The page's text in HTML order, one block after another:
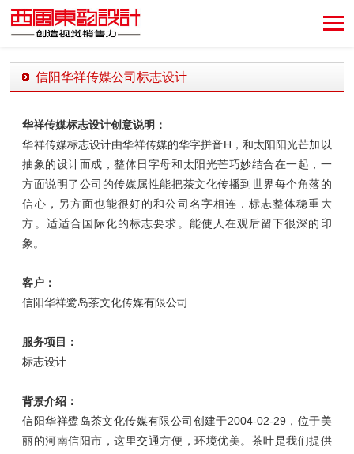
创造视觉销售力！
信阳华祥传媒公司标志设计
华祥传媒标志设计创意说明：
华祥传媒标志设计由华祥传媒的华字拼音H，和太阳阳光芒加以
抽象的设计而成，整体日字母和太阳光芒巧妙结合在一起，一
方面说明了公司的传媒属性能把茶文化传播到世界每个角落的
信心，另方面也能很好的和公司名字相连．标志整体稳重大
方。适适合国际化的标志要求。能使人在观后留下很深的印
象。
客户：
信阳华祥鹭岛茶文化传媒有限公司
服务项目：
标志设计
背景介绍：
信阳华祥鹭岛茶文化传媒有限公司创建于2004-02-29，位于美
丽的河南信阳市，这里交通方便，环境优美。茶叶是我们提供